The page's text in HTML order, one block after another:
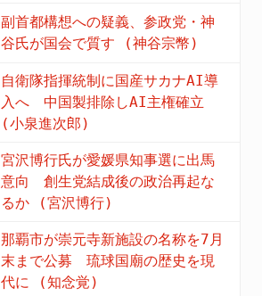
副首都構想への疑義、参政党・神
谷氏が国会で質す (神谷宗幣)
自衛隊指揮統制に国産サカナAI導
入へ 中国製排除しAI主権確立
(小泉進次郎)
宮沢博行氏が愛媛県知事選に出馬
意向 創生党結成後の政治再起な
るか (宮沢博行)
那覇市が崇元寺新施設の名称を7月
末まで公募 琉球国廟の歴史を現
代に (知念覚)